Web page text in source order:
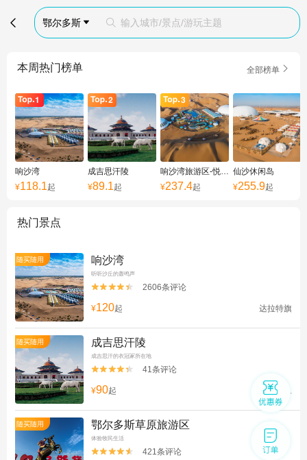
 鄂尔多斯   输入城市/景点/游玩主题
本周热门榜单 全部榜单 
响沙湾
¥118.1起
成吉思汗陵
¥89.1起
响沙湾旅游区-悦沙岛
¥237.4起
仙沙休闲岛
¥255.9起
热门景点
随买随用 响沙湾
听听沙丘的轰鸣声

 2606条评论
¥120起 达拉特旗
随买随用 成吉思汗陵
成吉思汗的衣冠冢所在地

 41条评论
¥90起 伊金霍洛...
随买随用 鄂尔多斯草原旅游区
体验牧民生活

 421条评论